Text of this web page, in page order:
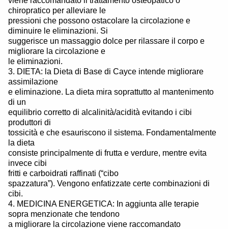
chiropratico per alleviare le
pressioni che possono ostacolare la circolazione e
diminuire le eliminazioni. Si
suggerisce un massaggio dolce per rilassare il corpo e
migliorare la circolazione e
le eliminazioni.
3. DIETA: la Dieta di Base di Cayce intende migliorare
assimilazione
e eliminazione. La dieta mira soprattutto al mantenimento
di un
equilibrio corretto di alcalinità/acidità evitando i cibi
produttori di
tossicità e che esauriscono il sistema. Fondamentalmente
la dieta
consiste principalmente di frutta e verdure, mentre evita
invece cibi
fritti e carboidrati raffinati (“cibo
spazzatura”). Vengono enfatizzate certe combinazioni di
cibi.
4. MEDICINA ENERGETICA: In aggiunta alle terapie
sopra menzionate che tendono
a migliorare la circolazione viene raccomandato